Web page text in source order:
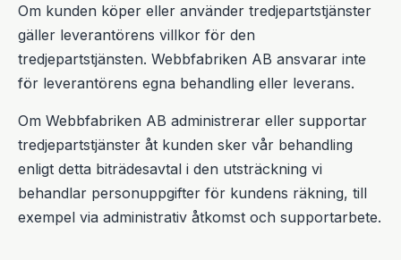
Om kunden köper eller använder tredjepartstjänster
gäller leverantörens villkor för den
tredjepartstjänsten. Webbfabriken AB ansvarar inte
för leverantörens egna behandling eller leverans.
Om Webbfabriken AB administrerar eller supportar
tredjepartstjänster åt kunden sker vår behandling
enligt detta biträdesavtal i den utsträckning vi
behandlar personuppgifter för kundens räkning, till
exempel via administrativ åtkomst och supportarbete.